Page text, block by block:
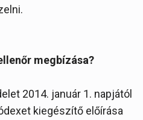
megbízása?
2014. január 1. napjától
kiegészítő előírása